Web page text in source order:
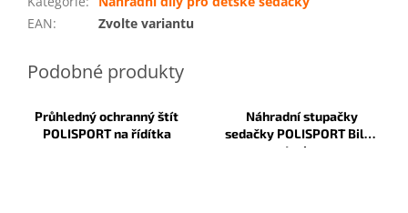
EAN: Zvolte variantu
Průhledný ochranný štít
POLISPORT na řídítka
Náhradní stupačky
sedačky POLISPORT Bilby
Junior